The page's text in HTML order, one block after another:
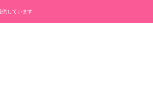
供しています